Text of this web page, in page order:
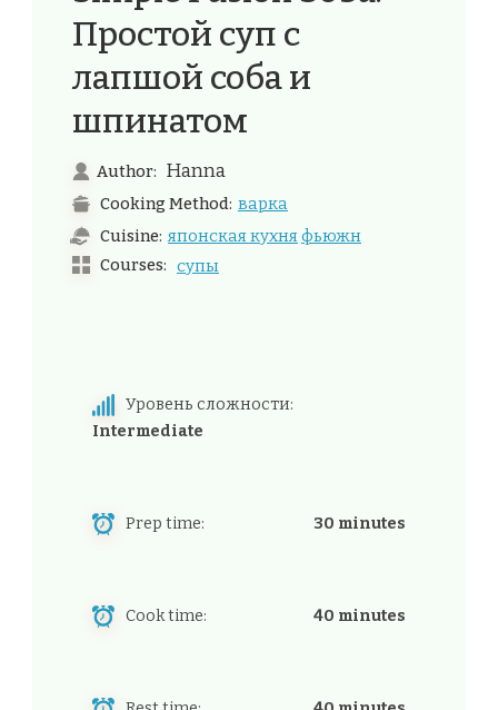
Простой суп с
лапшой соба и
шпинатом
Author: Hanna
Cooking Method: варка
Cuisine: японская кухняфьюжн
Courses: супы
Уровень сложности:
Intermediate
Prep time: 30 minutes
Cook time: 40 minutes